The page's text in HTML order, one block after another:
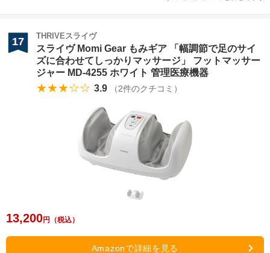
17 THRIVEスライヴ
スライヴ Momi Gear もみギア 「幅調節で足のサイ
ズに合わせてしっかりマッサージ」 フットマッサー
ジャー MD-4255 ホワイト 管理医療機器
★★★☆☆ 3.9 （2件のクチコミ）
13,200